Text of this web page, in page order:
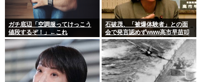
ガチ底辺「空調服ってけっこう
値段するぞ！」←これ
石破茂、「被爆体験者」との面
会で発言認めずwww高市早苗叩
いてたケンモメンは革肉なもん
だねえ～w